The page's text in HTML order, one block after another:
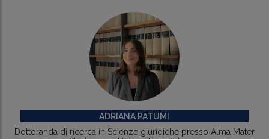
ADRIANA PATUMI
Dottoranda di ricerca in Scienze giuridiche presso Alma Mater